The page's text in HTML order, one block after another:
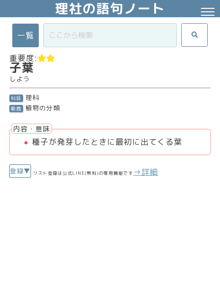
理社の語句ノート
一覧
重要度:
子葉
しよう
科目 理科
範囲 植物の分類
内容・意味
種子が発芽したときに最初に出てくる葉
登録▼ リスト登録は公式LINE(無料)の専用機能です →詳細